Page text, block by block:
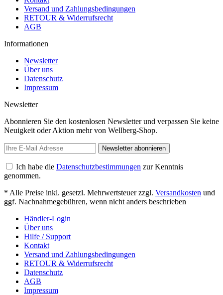
Versand und Zahlungsbedingungen
RETOUR & Widerrufsrecht
AGB
Informationen
Newsletter
Über uns
Datenschutz
Impressum
Newsletter
Abonnieren Sie den kostenlosen Newsletter und verpassen Sie keine
Neuigkeit oder Aktion mehr von Wellberg-Shop.
Newsletter abonnieren
Ich habe die Datenschutzbestimmungen zur Kenntnis
genommen.
* Alle Preise inkl. gesetzl. Mehrwertsteuer zzgl. Versandkosten und
ggf. Nachnahmegebühren, wenn nicht anders beschrieben
Händler-Login
Über uns
Hilfe / Support
Kontakt
Versand und Zahlungsbedingungen
RETOUR & Widerrufsrecht
Datenschutz
AGB
Impressum